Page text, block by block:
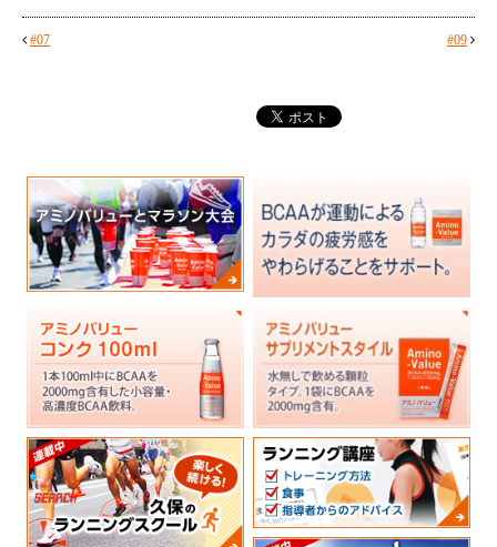
#07 #09